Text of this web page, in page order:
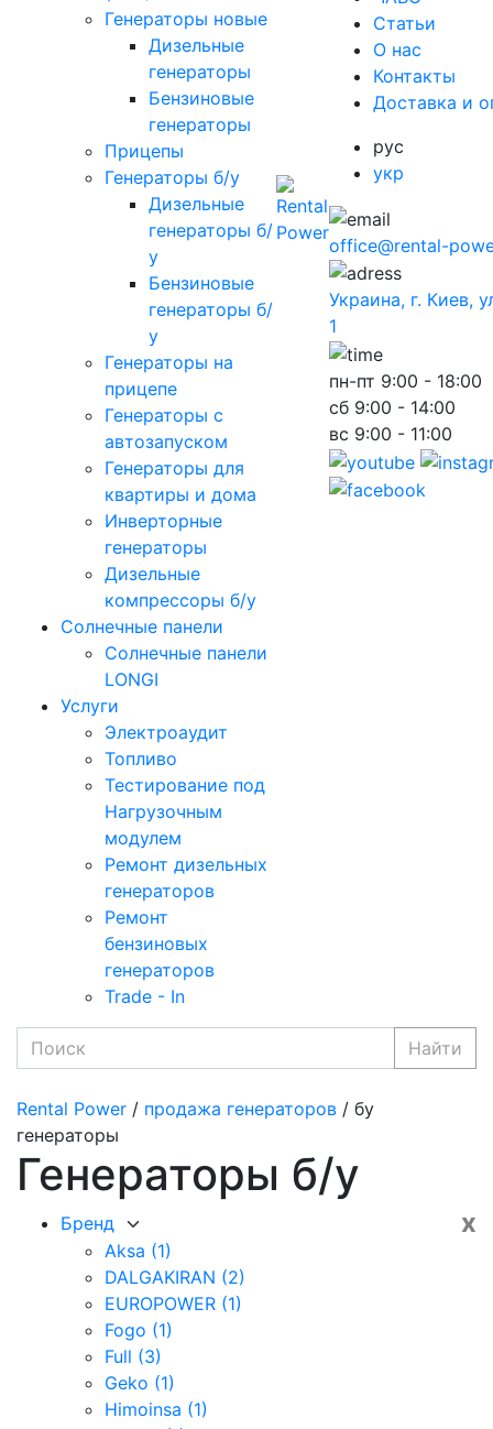
Генераторы новые
Дизельные
генераторы
Бензиновые
генераторы
Прицепы
Генераторы б/у
Дизельные
генераторы б/
у
Бензиновые
генераторы б/
у
Генераторы на
прицепе
Генераторы с
автозапуском
Генераторы для
квартиры и дома
Инверторные
генераторы
Дизельные
компрессоры б/у
Солнечные панели
Солнечные панели
LONGI
Услуги
Электроаудит
Топливо
Тестирование под
Нагрузочным
модулем
Ремонт дизельных
генераторов
Ремонт
бензиновых
генераторов
Trade - In
Cтатьи
O нас
Контакты
Доставка и
рус
укр
office@rental-
Украина, г. Киев,
1
пн-пт 9:00 - 18:00
сб 9:00 - 14:00
вс 9:00 - 11:00
Найти
Rental Power / продажа генераторов / бу
генераторы
Генераторы б/у
x
Бренд
Aksa (1)
DALGAKIRAN (2)
EUROPOWER (1)
Fogo (1)
Full (3)
Geko (1)
Himoinsa (1)